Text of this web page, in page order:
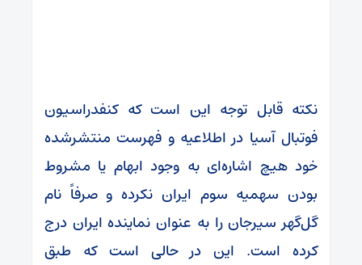
نکته قابل توجه این است که کنفدراسیون
فوتبال آسیا در اطلاعیه و فهرست منتشرشده
خود هیچ اشاره‌ای به وجود ابهام یا مشروط
بودن سهمیه سوم ایران نکرده و صرفاً نام
گل‌گهر سیرجان را به عنوان نماینده ایران درج
کرده است. این در حالی است که طبق